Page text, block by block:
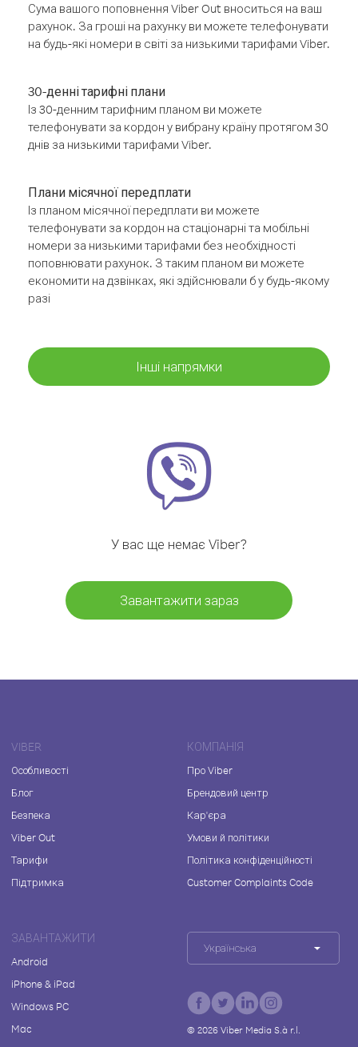
Сума вашого поповнення Viber Out вноситься на ваш
рахунок. За гроші на рахунку ви можете телефонувати
на будь-які номери в світі за низькими тарифами Viber.
30-денні тарифні плани
Із 30-денним тарифним планом ви можете
телефонувати за кордон у вибрану країну протягом 30
днів за низькими тарифами Viber.
Плани місячної передплати
Із планом місячної передплати ви можете
телефонувати за кордон на стаціонарні та мобільні
номери за низькими тарифами без необхідності
поповнювати рахунок. З таким планом ви можете
економити на дзвінках, які здійснювали б у будь-якому
разі
Інші напрямки
У вас ще немає Viber?
Завантажити зараз
VIBER
Особливості
Блог
Безпека
Viber Out
Тарифи
Підтримка
КОМПАНІЯ
Про Viber
Брендовий центр
Кар'єра
Умови й політики
Політика конфіденційності
Customer Complaints Code
ЗАВАНТАЖИТИ
Android
iPhone & iPad
Windows PC
Mac
Українська
© 2026Viber Media S.à r.l.